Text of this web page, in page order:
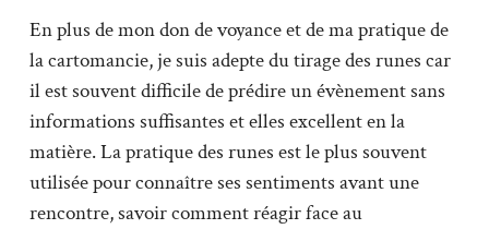
En plus de mon don de voyance et de ma pratique de
la cartomancie, je suis adepte du tirage des runes car
il est souvent difficile de prédire un évènement sans
informations suffisantes et elles excellent en la
matière. La pratique des runes est le plus souvent
utilisée pour connaître ses sentiments avant une
rencontre, savoir comment réagir face au